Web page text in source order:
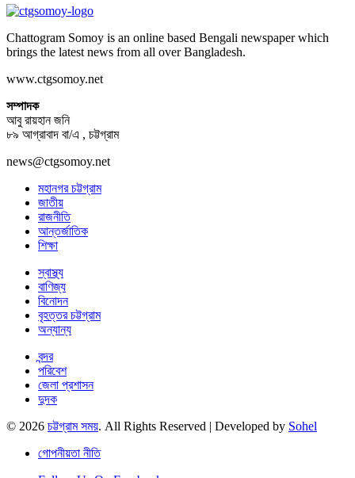
Chattogram Somoy is an online based Bengali newspaper which
brings the latest news from all over Bangladesh.
www.ctgsomoy.net
সম্পাদক
আবু রায়হান জনি
৮৯ আগ্রাবাদ বা/এ , চট্টগ্রাম
news@ctgsomoy.net
মহানগর চট্টগ্রাম
জাতীয়
রাজনীতি
আন্তর্জাতিক
শিক্ষা
স্বাস্থ্য
বাণিজ্য
বিনোদন
বৃহত্তর চট্টগ্রাম
অন্যান্য
বন্দর
পরিবেশ
জেলা প্রশাসন
দুদক
© 2026 চট্টগ্রাম সময়. All Rights Reserved | Developed by Sohel
গোপনীয়তা নীতি